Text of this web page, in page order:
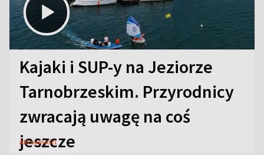
Kajaki i SUP-y na Jeziorze
Tarnobrzeskim. Przyrodnicy
zwracają uwagę na coś
jeszcze
Aktualności